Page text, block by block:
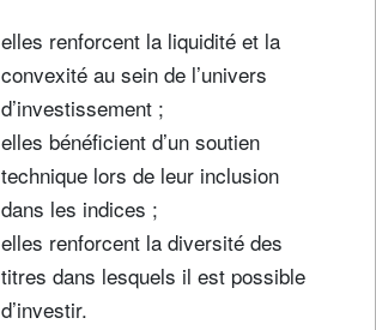
elles renforcent la liquidité et la
convexité au sein de l’univers
d’investissement ;
elles bénéficient d’un soutien
technique lors de leur inclusion
dans les indices ;
elles renforcent la diversité des
titres dans lesquels il est possible
d’investir.